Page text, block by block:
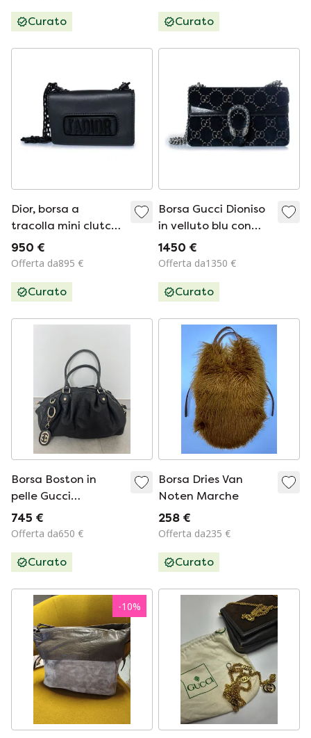
Curato Curato
Dior, borsa a
tracolla mini clutch
J’adior nera opaca
950 €
Offerta da895 €
Curato
Borsa Gucci Dioniso
in velluto blu con
logo GG.
1450 €
Offerta da1350 €
Curato
Borsa Boston in
pelle Gucci
Guccissima nera
745 €
Offerta da650 €
Curato
Borsa Dries Van
Noten Marche
258 €
Offerta da235 €
Curato
-10%